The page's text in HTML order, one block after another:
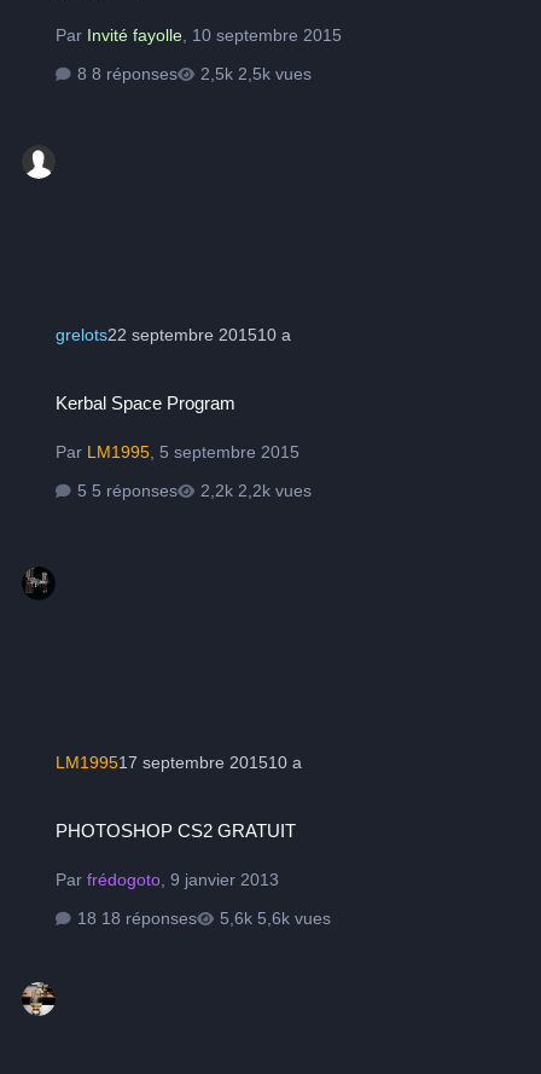
Par Invité fayolle, 10 septembre 2015
8 réponses
2,5k vues
grelots22 septembre 201510 a
Kerbal Space Program
Par LM1995, 5 septembre 2015
5 réponses
2,2k vues
LM199517 septembre 201510 a
PHOTOSHOP CS2 GRATUIT
Parfrédogoto,9 janvier 2013
18 réponses
5,6k vues